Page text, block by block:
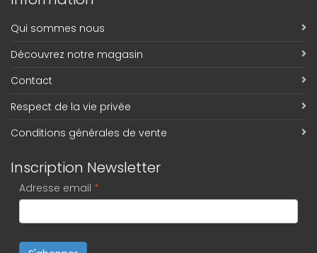
Qui sommes nous
Découvrez notre magasin
Contact
Respect de la vie privée
Conditions générales de vente
Inscription Newsletter
Adresse email *